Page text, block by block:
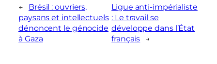
←
Brésil : ouvriers,
paysans et intellectuels
dénoncent le génocide
à Gaza
Ligue anti-impérialiste
: Le travail se
développe dans l’État
français
→